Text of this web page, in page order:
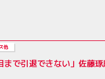
他
まで引退できない」佐藤